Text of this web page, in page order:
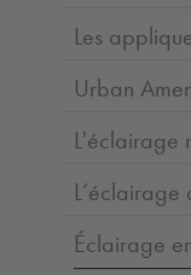
Les
Urban
L'éclairage
L’éclairage
Éclairage